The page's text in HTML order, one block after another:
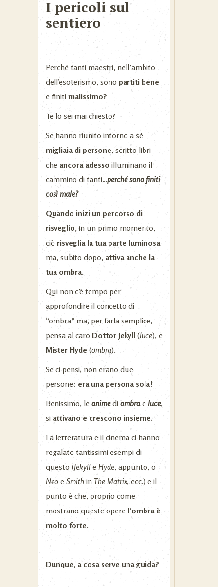
I pericoli sul
sentiero
Perché tanti maestri, nell’ambito
dell’esoterismo, sono partiti bene
e finiti malissimo?
Te lo sei mai chiesto?
Se hanno riunito intorno a sé
migliaia di persone, scritto libri
cheancora adesso illuminano il
cammino di tanti…perché sono finiti
così male?
Quando inizi un percorso di
risveglio, in un primo momento,
ciò risveglia la tua parte luminosa
ma, subito dopo, attiva anche la
tua ombra.
Qui non c’è tempo per
approfondire il concetto di
“ombra” ma, per farla semplice,
pensa al caro Dottor Jekyll (luce), e
Mister Hyde (ombra).
Se ci pensi, non erano due
persone: era una persona sola!
Benissimo, le animedi ombrae luce,
si attivano e crescono insieme.
La letteratura e il cinema ci hanno
regalato tantissimi esempi di
questo (Jekyll e Hyde, appunto, o
Neo e Smith in The Matrix, ecc.) e il
punto è che, proprio come
mostrano queste opere l’ombra è
molto forte.
Dunque, a cosa serve una guida?